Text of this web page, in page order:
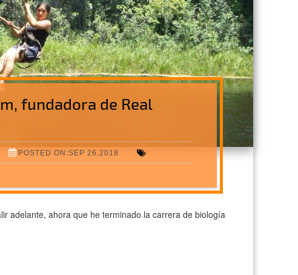
fundadora de Real
POSTED ON:SEP 26,2018
adelante, ahora que he terminado la carrera de biología